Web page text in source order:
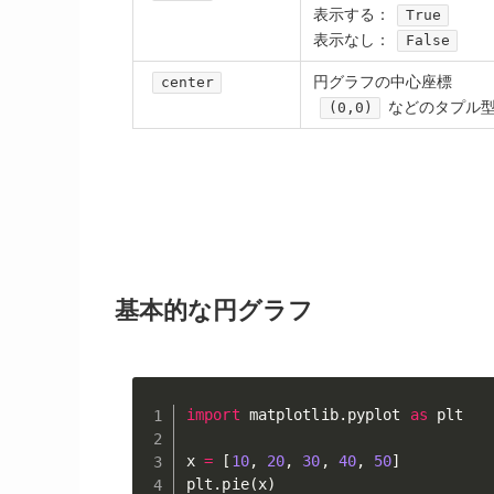
表示する：
True
表示なし： False
center 円グラフの中心座標
(0,0) などのタプル
基本的な円グラフ
import matplotlib. pyplot as plt
x = 10, 20, 30 , 40, 50
plt . pie(x)